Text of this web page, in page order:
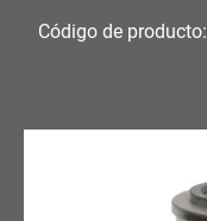
Código de producto: